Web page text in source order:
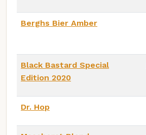
Berghs Bier Amber
Black Bastard Special
Edition 2020
Dr. Hop